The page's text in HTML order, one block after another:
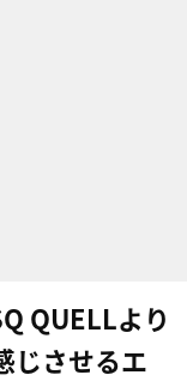
QUELLより
じさせるエ